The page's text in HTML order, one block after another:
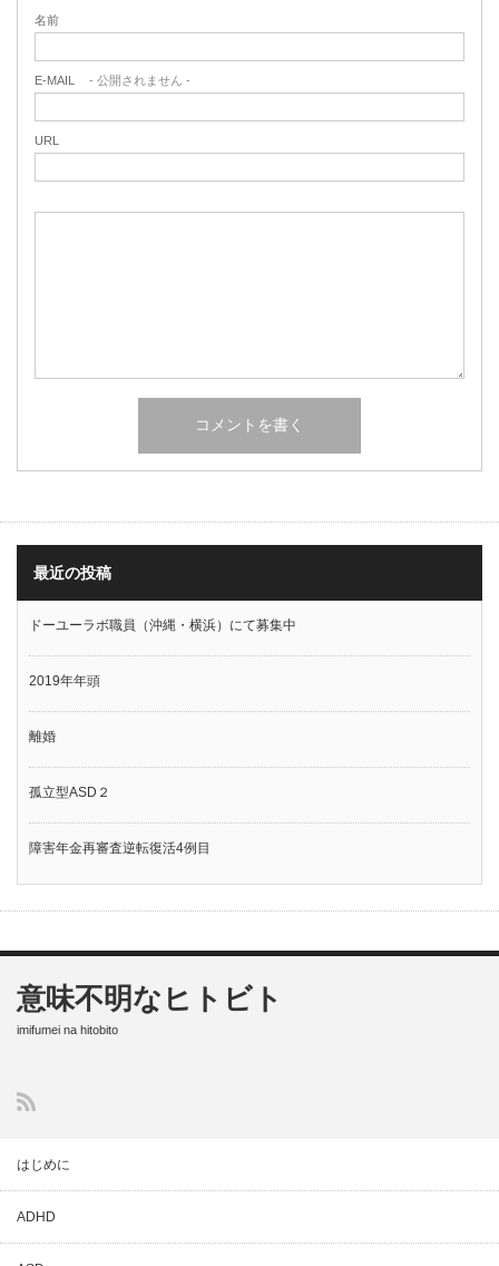
名前
E-MAIL - 公開されません -
URL
最近の投稿
ドーユーラボ職員（沖縄・横浜）にて募集中
2019年年頭
離婚
孤立型ASD２
障害年金再審査逆転復活4例目
意味不明なヒトビト
imifumei na hitobito
はじめに
ADHD